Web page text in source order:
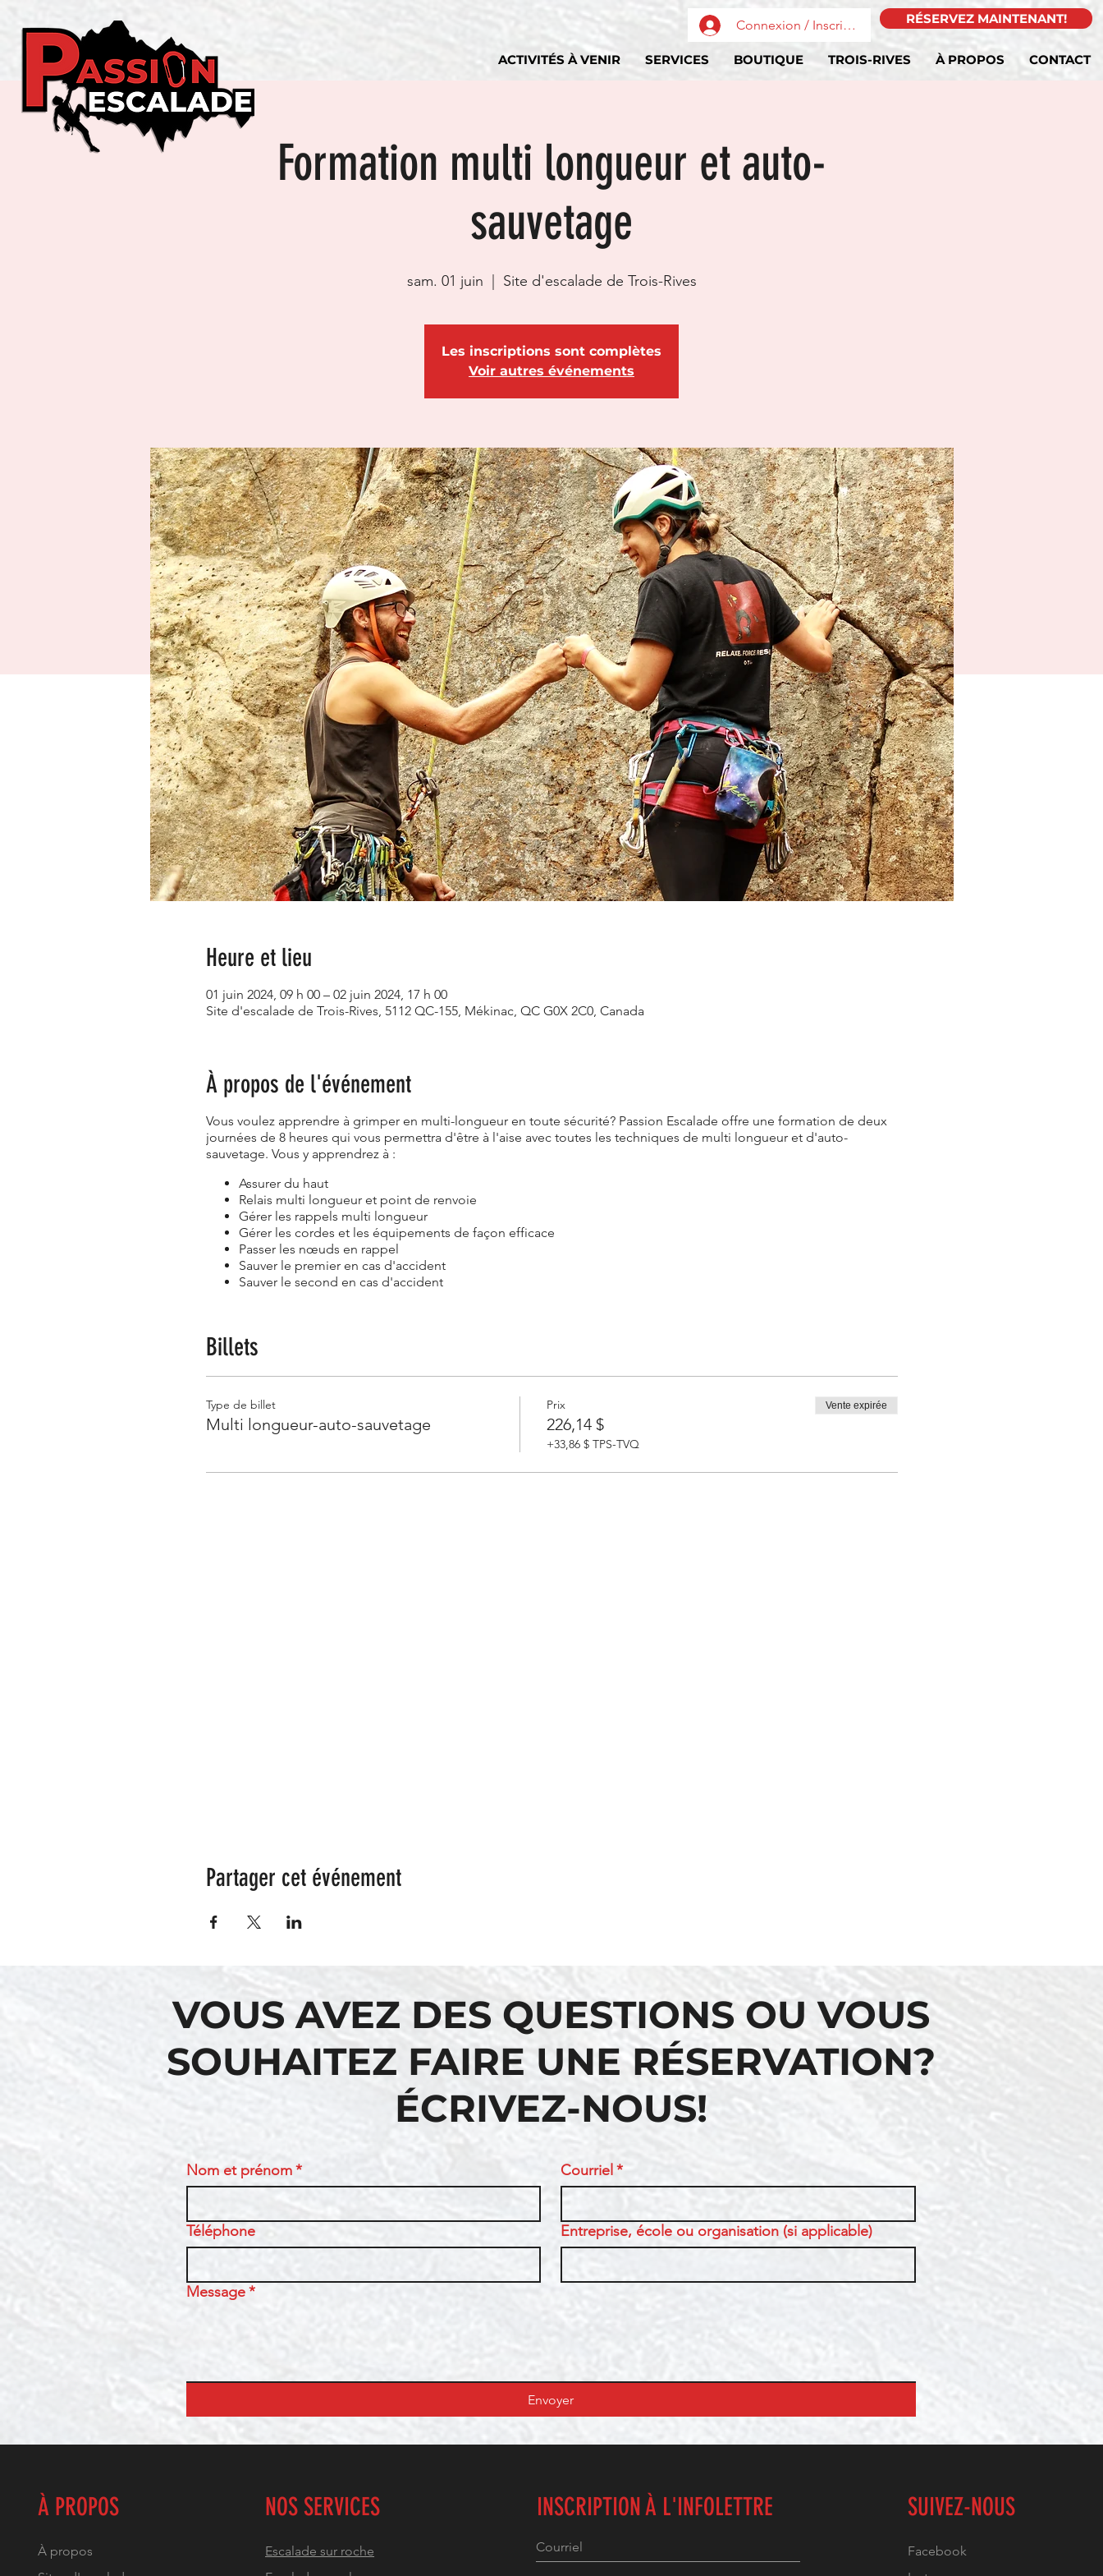
ACTIVITÉS À VENIR SERVICES BOUTIQUE TROIS-RIVES À PROPOS CONTACT
RÉSERVEZ MAINTENANT!
Connexion / Inscription
Formation multi longueur et auto-
sauvetage
sam. 01 juin Site d'escalade de Trois-Rives
Les inscriptions sont complètes
Voir autres événements
Heure et lieu
01 juin 2024, 09 h 00 – 02 juin 2024, 17 h 00
Site d'escalade de Trois-Rives, 5112 QC-155, Mékinac, QC G0X 2C0, Canada
À propos de l'événement
Vous voulez apprendre à grimper en multi-longueur en toute sécurité? Passion Escalade offre une formation de deux
journées de 8 heures qui vous permettra d'être à l'aise avec toutes les techniques de multi longueur et d'auto-
sauvetage. Vous y apprendrez à :
Assurer du haut
Relais multi longueur et point de renvoie
Gérer les rappels multi longueur
Gérer les cordes et les équipements de façon efficace
Passer les nœuds en rappel
Sauver le premier en cas d'accident
Sauver le second en cas d'accident
- Pour qui : Personne de 16 ans et plus qui souhaite grimper des grandes voies
- Coût : 226,14$ +tx (260$ taxes incluses)
- Tout l'équipement d'escalade est fournis. Vous pouvez apporter les équipements que vous possédez déjà. Nous
boutique. Vous devez apporter de l'eau, un lunch, des collations, de la crème solaire, du chasse moustique et un
Billets
Type de billet
Multi longueur-auto-sauvetage
Prix
226,14 $
+33,86 $ TPS-TVQ
Vente expirée
Partager cet événement
VOUS AVEZ DES QUESTIONS OU VOUS
SOUHAITEZ FAIRE UNE RÉSERVATION?
ÉCRIVEZ-NOUS!
Nom et prénom* Courriel *
Téléphone Entreprise, école ou organisation (si applicable)
Message*
Envoyer
À PROPOS
À propos
NOS SERVICES
Escalade sur roche
INSCRIPTION À L'INFOLETTRE SUIVEZ-NOUS
Facebook